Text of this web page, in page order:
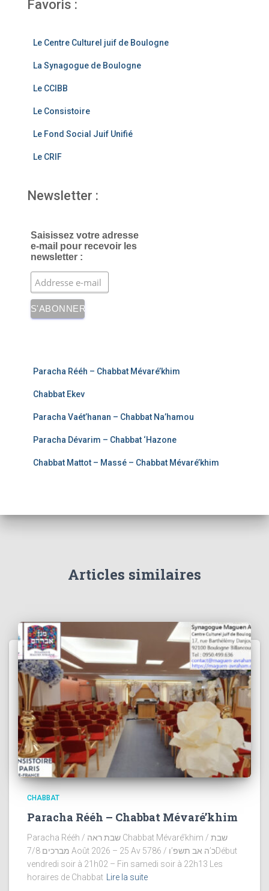
b
o
o
k
a
m
Favoris :
Le Centre Culturel juif de Boulogne
La Synagogue de Boulogne
Le CCIBB
Le Consistoire
Le Fond Social Juif Unifié
Le CRIF
Newsletter :
Saisissez votre adresse
e-mail pour recevoir les
newsletter :
Paracha Rééh – Chabbat Mévaré’khim
Chabbat Ekev
Paracha Vaét’hanan – Chabbat Na’hamou
Paracha Dévarim – Chabbat ‘Hazone
Chabbat Mattot – Massé – Chabbat Mévaré’khim
Articles similaires
CHABBAT
Paracha Rééh – Chabbat Mévaré’khim
Paracha Rééh / שבת ראה Chabbat Mévaré’khim / שבת
מברכים 7/8 Août 2026 – 25 Av 5786 / כ’ה אב תשפ’וDébut
vendredi soir à 21h02 – Fin samedi soir à 22h13 Les
horaires de Chabbat
Lire la suite